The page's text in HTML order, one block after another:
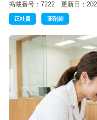
掲載番号：7222 更新日：
正社員 薬剤師